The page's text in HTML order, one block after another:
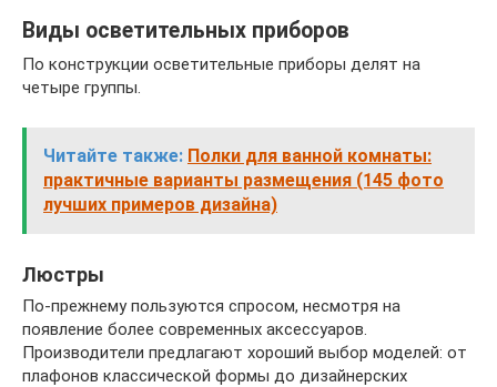
Виды осветительных приборов
По конструкции осветительные приборы делят на
четыре группы.
Читайте также: Полки для ванной комнаты:
практичные варианты размещения (145 фото
лучших примеров дизайна)
Люстры
По-прежнему пользуются спросом, несмотря на
появление более современных аксессуаров.
Производители предлагают хороший выбор моделей: от
плафонов классической формы до дизайнерских